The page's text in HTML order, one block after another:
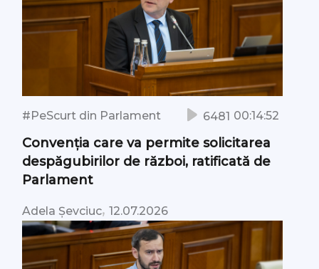
#PeScurt din Parlament 6481 00:14:52
Convenția care va permite solicitarea
despăgubirilor de război, ratificată de
Parlament
Adela Șevciuc,12.07.2026